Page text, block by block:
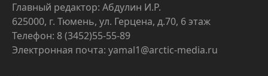
Главный редактор: Абдулин И.Р.
625000, г. Тюмень, ул. Герцена, д.70, 6 этаж
Телефон: 8 (3452)55-55-89
Электронная почта: yamal1@arctic-media.ru